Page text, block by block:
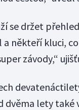
se držet
někteří kluci,
závody,“
dvěma lety také